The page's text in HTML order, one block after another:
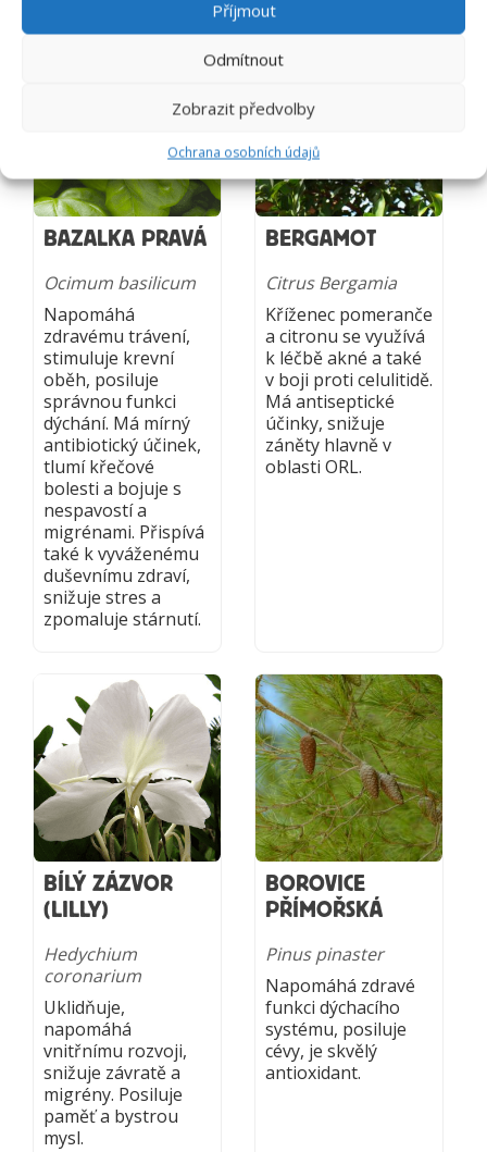
Příjmout
Odmítnout
Zobrazit předvolby
Ochrana osobních údajů
BAZALKA PRAVÁ
Ocimum basilicum
Napomáhá
zdravému trávení,
stimuluje krevní
oběh, posiluje
správnou funkci
dýchání. Má mírný
antibiotický účinek,
tlumí křečové
bolesti a bojuje s
nespavostí a
migrénami. Přispívá
také k vyváženému
duševnímu zdraví,
snižuje stres a
zpomaluje stárnutí.
BERGAMOT
Citrus Bergamia
Kříženec pomeranče
a citronu se využívá
k léčbě akné a také
v boji proti celulitidě.
Má antiseptické
účinky, snižuje
záněty hlavně v
oblasti ORL.
BÍLÝ ZÁZVOR
(LILLY)
Hedychium
coronarium
Uklidňuje,
napomáhá
vnitřnímu rozvoji,
snižuje závratě a
migrény. Posiluje
paměť a bystrou
mysl.
BOROVICE
PŘÍMOŘSKÁ
Pinus pinaster
Napomáhá zdravé
funkci dýchacího
systému, posiluje
cévy, je skvělý
antioxidant.